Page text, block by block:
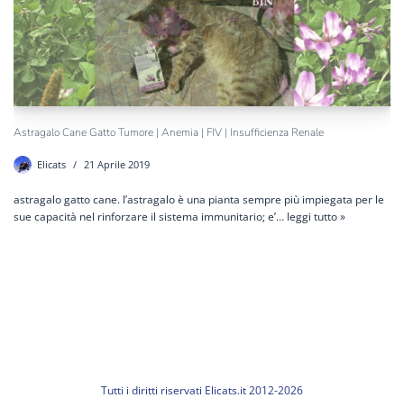
Astragalo Cane Gatto Tumore | Anemia | FIV | Insufficienza Renale
Elicats 21 Aprile 2019
astragalo gatto cane. l’astragalo è una pianta sempre più impiegata per le
sue capacità nel rinforzare il sistema immunitario; e’… leggi tutto »
Tutti i diritti riservati Elicats.it 2012-2026